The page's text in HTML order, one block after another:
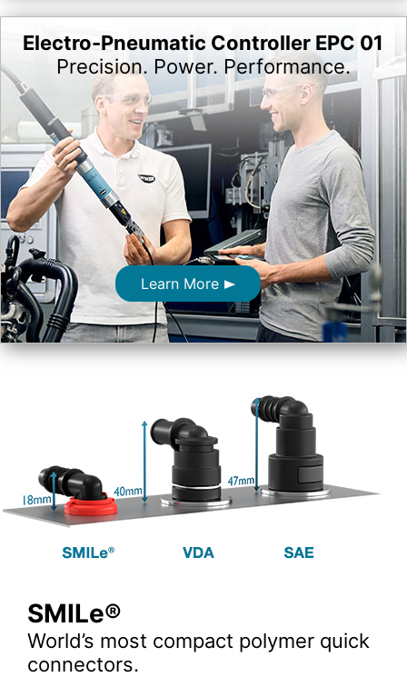
Learn More
Electro-Pneumatic Controller EPC 01
Precision. Power. Performance.
SMILe®
World’s most compact polymer quick
connectors.